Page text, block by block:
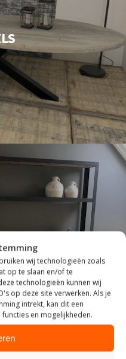
wij technologieën zoals
op te slaan en/of te
technologieën kunnen wij
op deze site verwerken. Als je
intrekt, kan dit een
en mogelijkheden.